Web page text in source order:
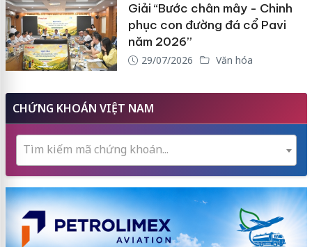
Giải “Bước chân mây - Chinh
phục con đường đá cổ Pavi
năm 2026”
29/07/2026 Văn hóa
CHỨNG KHOÁN VIỆT NAM
Tìm kiếm mã chứng khoán...